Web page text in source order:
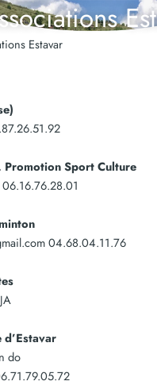
Estavar
Promotion Sport Culture
04.68.04.11.76
do